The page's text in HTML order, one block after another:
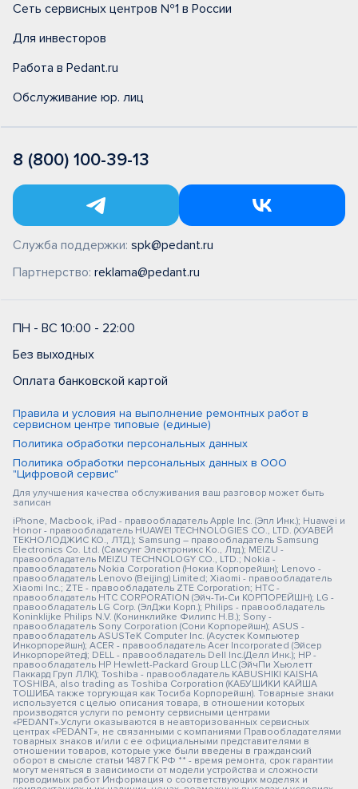
Сеть сервисных центров №1 в России
Для инвесторов
Работа в Pedant.ru
Обслуживание юр. лиц
8 (800) 100-39-13
Служба поддержки: spk@pedant.ru
Партнерство: reklama@pedant.ru
ПН - ВС 10:00 - 22:00
Без выходных
Оплата банковской картой
Правила и условия на выполнение ремонтных работ в
сервисном центре типовые (единые)
Политика обработки персональных данных
Политика обработки персональных данных в ООО
"Цифровой сервис"
Для улучшения качества обслуживания ваш разговор может быть
записан
iPhone, Macbook, iPad - правообладатель Apple Inc. (Эпл Инк.); Huawei и
Honor - правообладатель HUAWEI TECHNOLOGIES CO., LTD. (ХУАВЕЙ
ТЕКНОЛОДЖИС КО., ЛТД.); Samsung – правообладатель Samsung
Electronics Co. Ltd. (Самсунг Электроникс Ко., Лтд.); MEIZU -
правообладатель MEIZU TECHNOLOGY CO., LTD.; Nokia -
правообладатель Nokia Corporation (Нокиа Корпорейшн); Lenovo -
правообладатель Lenovo (Beijing) Limited; Xiaomi - правообладатель
Xiaomi Inc.; ZTE - правообладатель ZTE Corporation; HTC -
правообладатель HTC CORPORATION (Эйч-Ти-Си КОРПОРЕЙШН); LG -
правообладатель LG Corp. (ЭлДжи Корп.); Philips - правообладатель
Koninklijke Philips N.V. (Конинклийке Филипс Н.В.); Sony -
правообладатель Sony Corporation (Сони Корпорейшн); ASUS -
правообладатель ASUSTeK Computer Inc. (Асустек Компьютер
Инкорпорейшн); ACER - правообладатель Acer Incorporated (Эйсер
Инкорпорейтед); DELL - правообладатель Dell Inc.(Делл Инк.); HP -
правообладатель HP Hewlett-Packard Group LLC (ЭйчПи Хьюлетт
Паккард Груп ЛЛК); Toshiba - правообладатель KABUSHIKI KAISHA
TOSHIBA, also trading as Toshiba Corporation (КАБУШИКИ КАЙША
ТОШИБА также торгующая как Тосиба Корпорейшн). Товарные знаки
используется с целью описания товара, в отношении которых
производятся услуги по ремонту сервисными центрами
«PEDANT».Услуги оказываются в неавторизованных сервисных
центрах «PEDANT», не связанными с компаниями Правообладателями
товарных знаков и/или с ее официальными представителями в
отношении товаров, которые уже были введены в гражданский
оборот в смысле статьи 1487 ГК РФ ** - время ремонта, срок гарантии
могут меняться в зависимости от модели устройства и сложности
проводимых работ Информация о соответствующих моделях и